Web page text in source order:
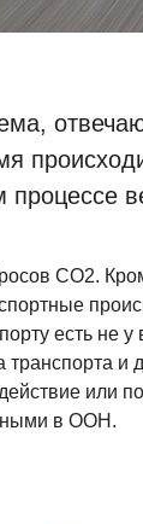
процессе
CO2.
есть не у
и
или
в ООН.